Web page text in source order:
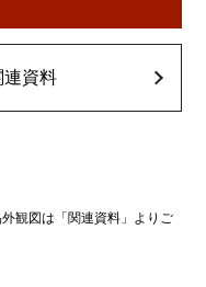
連資料
観図は「関連資料」よりご